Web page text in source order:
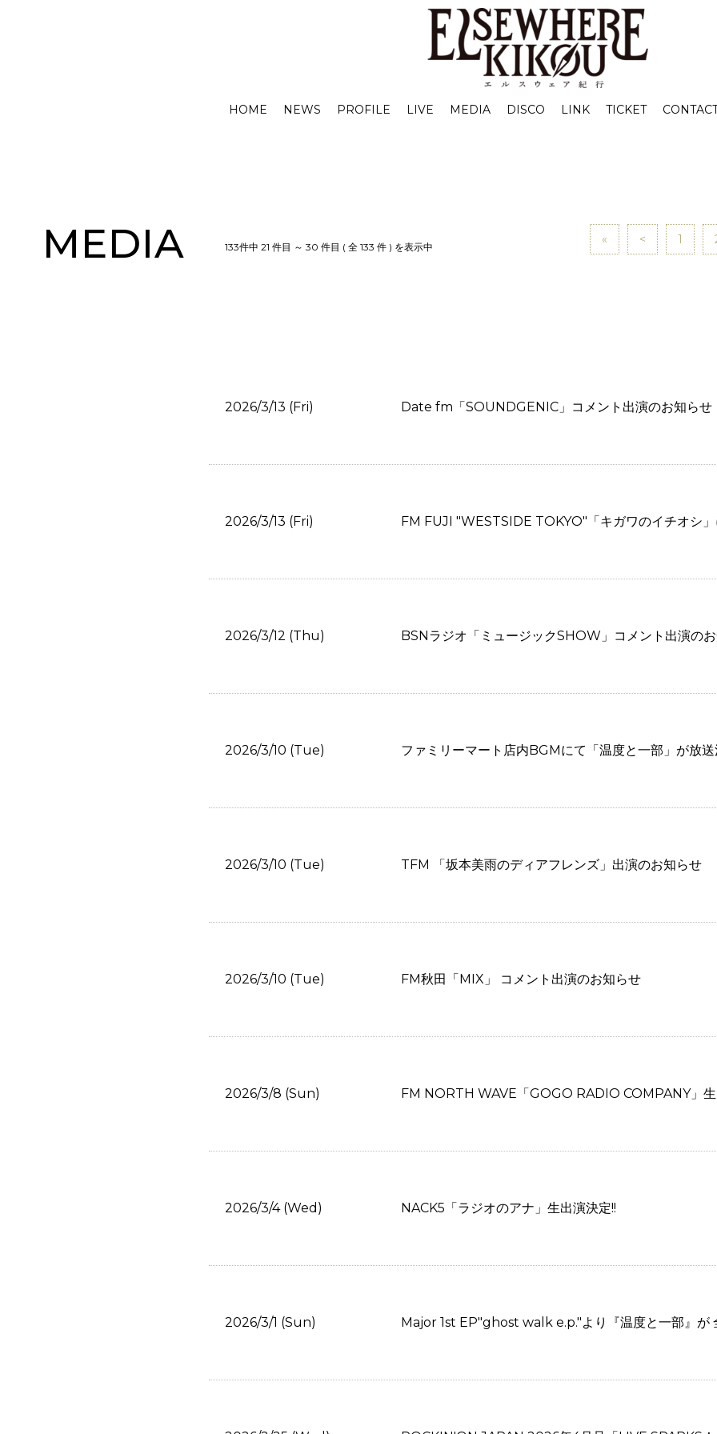
HOME NEWS PROFILE LIVE MEDIA DISCO LINK TICKET
MEDIA 133件中 21 件目 ～ 30 件目 ( 全 133 件 ) を表示中
« < 1
2026/3/13 (Fri) Date fm「SOUNDGENIC」コメント出演のお知らせ
2026/3/13 (Fri) FM FUJI "WESTSIDE TOKYO"「キガワのイチオシ」
2026/3/12 (Thu) BSNラジオ「ミュージックSHOW」コメント出演の
2026/3/10 (Tue) ファミリーマート店内BGMにて「温度と一部」が放
2026/3/10 (Tue) TFM 「坂本美雨のディアフレンズ」出演のお知らせ
2026/3/10 (Tue) FM秋田「MIX」 コメント出演のお知らせ
2026/3/8 (Sun) FM NORTH WAVE「GOGO RADIO COMPANY」
2026/3/4 (Wed) NACK5「ラジオのアナ」生出演決定!!
2026/3/1 (Sun) Major 1st EP"ghost walk e.p."より『温度と一部』が